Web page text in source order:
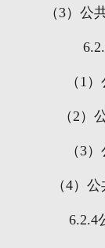
（3）公
（ 1
（2 ）
（3
（4）
6.2.4